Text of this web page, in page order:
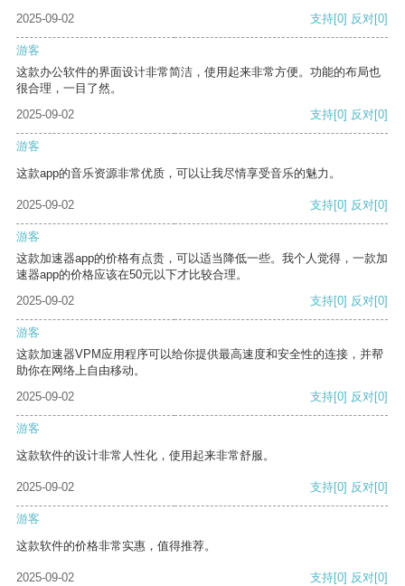
2025-09-02 支持[0] 反对[0]
游客
这款办公软件的界面设计非常简洁，使用起来非常方便。功能的布局也
很合理，一目了然。
2025-09-02
支持[0] 反对[0]
游客
这款app的音乐资源非常优质，可以让我尽情享受音乐的魅力。
2025-09-02 支持[0] 反对[0]
游客
这款加速器app的价格有点贵，可以适当降低一些。我个人觉得，一款加
速器app的价格应该在50元以下才比较合理。
2025-09-02
支持[0] 反对[0]
游客
这款加速器VPM应用程序可以给你提供最高速度和安全性的连接，并帮
助你在网络上自由移动。
2025-09-02
支持[0] 反对[0]
游客
这款软件的设计非常人性化，使用起来非常舒服。
2025-09-02 支持[0] 反对[0]
游客
这款软件的价格非常实惠，值得推荐。
2025-09-02 支持[0] 反对[0]